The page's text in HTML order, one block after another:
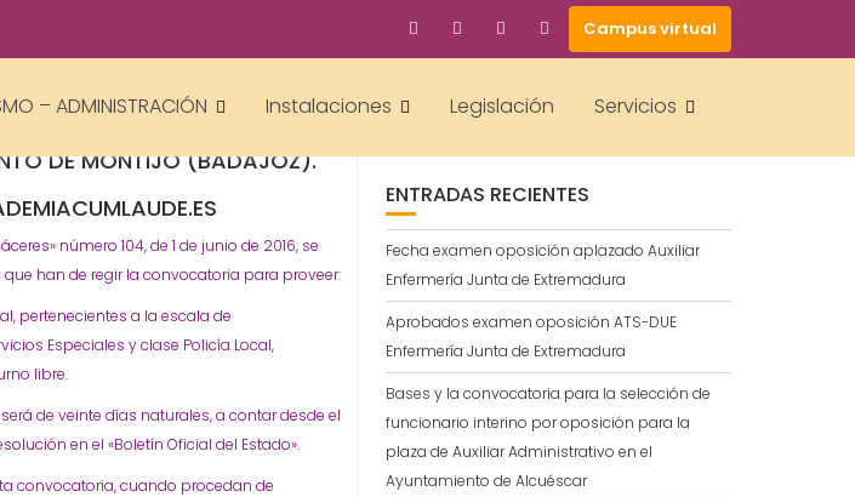
Campus virtual
– ADMINISTRACIÓN Instalaciones Legislación Servicios
Prensa
DE MONTIJO (BADAJOZ).
número 104, de 1 de junio de 2016, se
han de regir la convocatoria para proveer:
pertenecientes a la escala de
Especiales y clase Policía Local,
libre.
de veinte días naturales, a contar desde el
en el «Boletín Oficial del Estado».
convocatoria, cuando procedan de
ENTRADAS RECIENTES
Fecha examen oposición aplazado Auxiliar
Enfermería Junta de Extremadura
Aprobados examen oposición ATS-DUE
Enfermería Junta de Extremadura
Bases y la convocatoria para la selección de
funcionario interino por oposición para la
plaza de Auxiliar Administrativo en el
Ayuntamiento de Alcuéscar